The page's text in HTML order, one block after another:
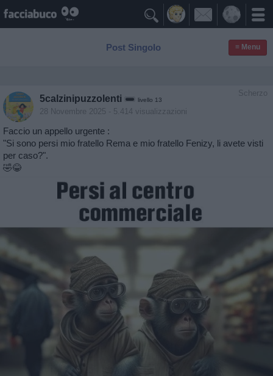

Post Singolo ≡ Menu
Scherzo
5calzinipuzzolenti livello 13
28 Novembre 2025 - 5.414 visualizzazioni
Faccio un appello urgente :
"Si sono persi mio fratello Rema e mio fratello Fenizy, li avete visti
per caso?".
🤣😂